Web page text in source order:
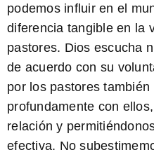
podemos influir en el
diferencia tangible en la
pastores. Dios escucha
de acuerdo con su
por los pastores
profundamente con
relación y
efectiva. No